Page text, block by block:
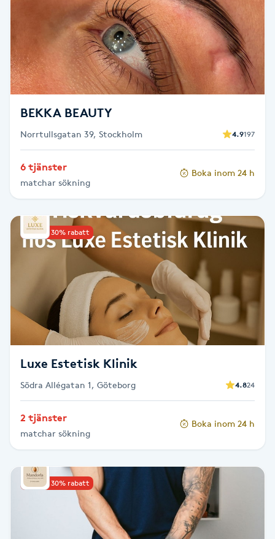
Kosmetisk tatuering
Kostrådgivning
Kroppsinpackning
Kroppspeeling
Kärlbehandling
L
Laserbehandling
LED-ljusterapi
Liktornar
LPG
LPG-behandling
LPG-massage
Luggklippning
BEKKA BEAUTY
Norrtullsgatan 39, Stockholm 4.9197
6 tjänster
matchar sökning
Boka inom 24 h
Upp till 30% rabatt
Luxe Estetisk Klinik
Södra Allégatan 1, Göteborg 4.824
2 tjänster
matchar sökning
Boka inom 24 h
Upp till 30% rabatt